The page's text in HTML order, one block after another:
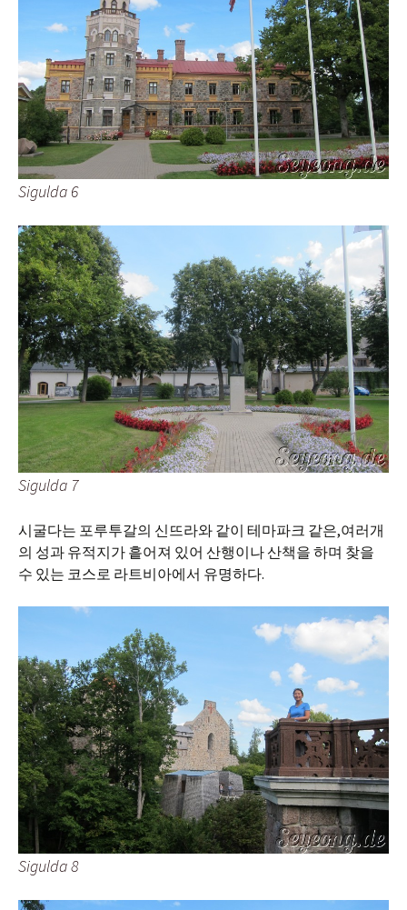
Sigulda 6
Sigulda 7
시굴다는 포루투갈의 신뜨라와 같이 테마파크 같은,여러개
의 성과 유적지가 흩어져 있어 산행이나 산책을 하며 찾을
수 있는 코스로 라트비아에서 유명하다.
Sigulda 8